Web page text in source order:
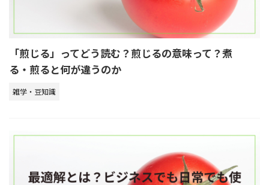
「煎じる」ってどう読む？煎じるの意味って？煮
る・煎ると何が違うのか
雑学・豆知識